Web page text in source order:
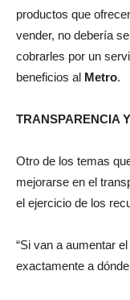
productos que
vender, no debería
cobrarles por un
beneficios al Metro.
TRANSPARENCIA
Otro de los temas
mejorarse en el
el ejercicio de los
“Si van a aumentar
exactamente a